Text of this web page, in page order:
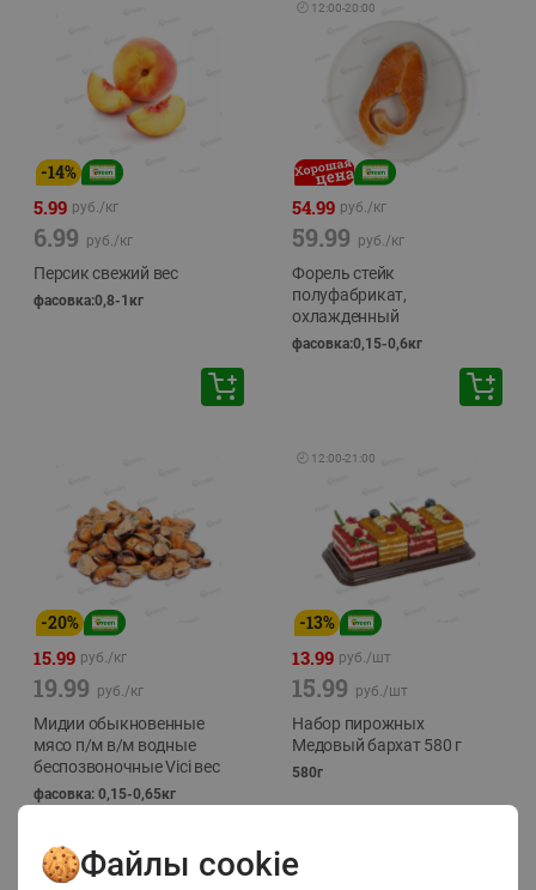
-14%
5.99 руб./кг
6.99 руб./кг
Персик свежий вес
фасовка:0,8-1кг
🕘 12:00-20:00
54.99 руб./кг
59.99 руб./кг
Форель стейк
полуфабрикат,
охлажденный
фасовка:0,15-0,6кг
-20%
15.99 руб./кг
19.99 руб./кг
Мидии обыкновенные
мясо п/м в/м водные
беспозвоночные Vici вес
фасовка: 0,15-0,65кг
🕘 12:00-21:00
-13%
13.99 руб./шт
15.99 руб./шт
Набор пирожных
Медовый бархат 580 г
580г
Файлы cookie